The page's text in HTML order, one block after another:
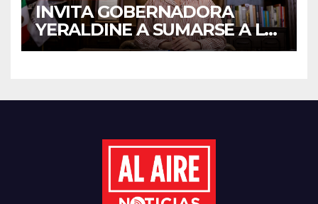
INVITA GOBERNADORA
YERALDINE A SUMARSE A LA
JORNADA NACIONAL DE
DE ÁRBOLES